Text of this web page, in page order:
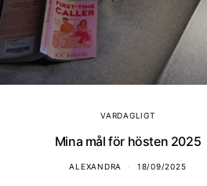
VARDAGLIGT
Mina mål för hösten 2025
ALEXANDRA 18/09/2025